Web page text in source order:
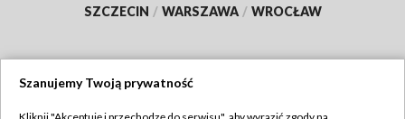
SZCZECIN / WARSZAWA / WROCŁAW
Szanujemy Twoją prywatność